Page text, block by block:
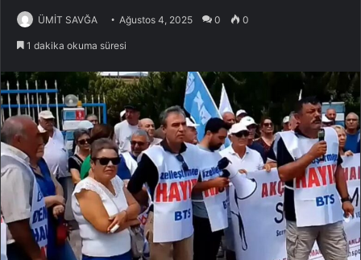
ÜMİT SAVĞA Ağustos 4, 2025 0 0
1 dakika okuma süresi